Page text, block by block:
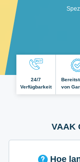
24/7
Verfügbarkeit
von
VAAK